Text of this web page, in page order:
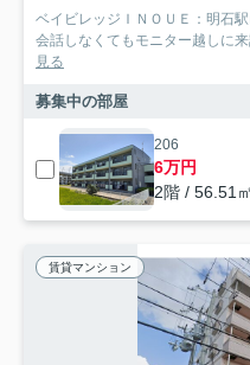
ベイビレッジＩＮＯＵＥ：明石
会話しなくてもモニター越しに
見る
募集中の部屋
206
6万円
2階 / 56.51
賃貸マンション